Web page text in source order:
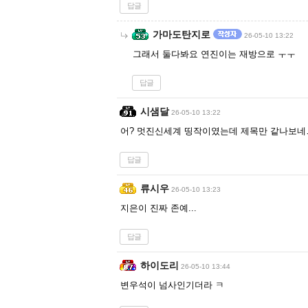
답글
가마도탄지로 26-05-10 13:22
그래서 둘다봐요 연진이는 재방으로 ㅜㅜ
답글
시샘달 26-05-10 13:22
어? 멋진신세계 띵작이였는데 제목만 같나보
답글
류시우 26-05-10 13:23
지은이 진짜 존예...
답글
하이도리 26-05-10 13:44
변우석이 넘사인기더라 ㅋ